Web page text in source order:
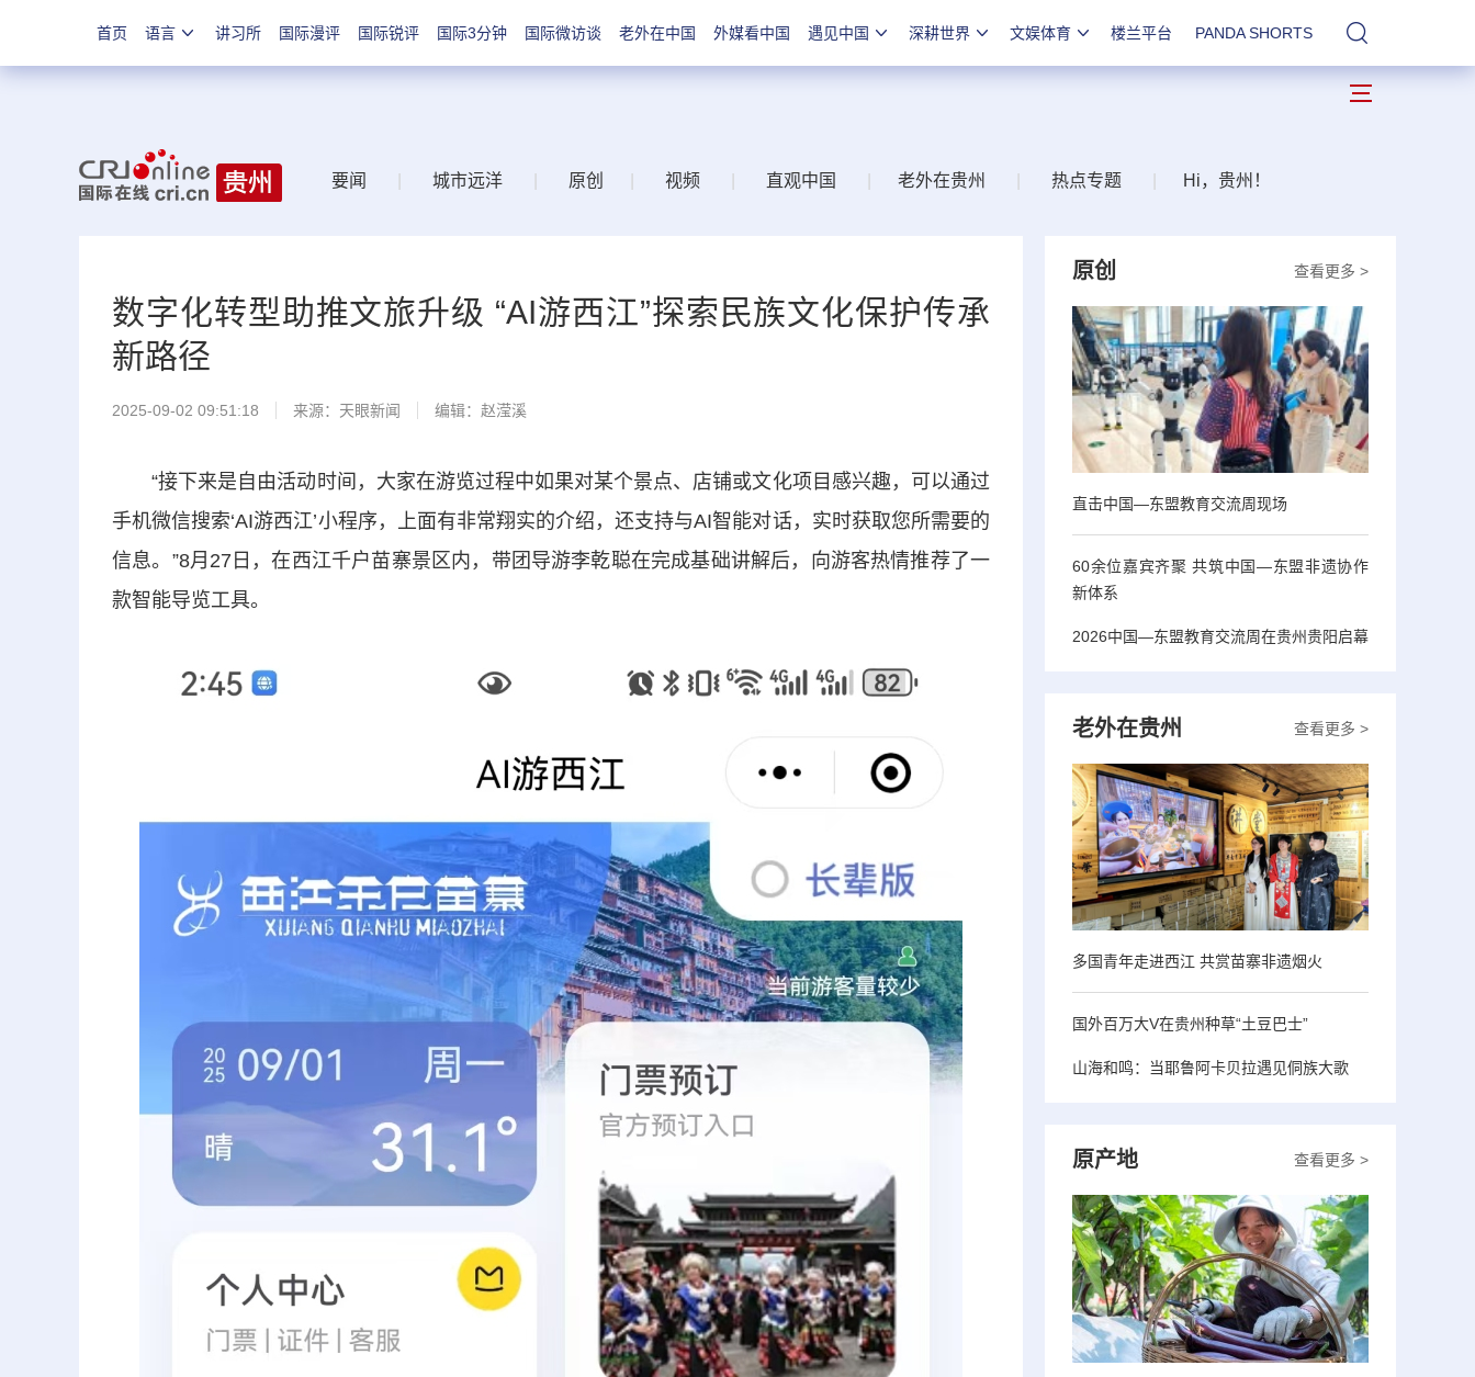
首页 语言 讲习所 国际漫评 国际锐评 国际3分钟 国际微访谈 老外在中国 外媒看中国 遇见中国 深耕世界 文娱体育 楼兰平台 PANDA SHORTS
要闻 城市远洋 原创 视频 直观中国 老外在贵州 热点专题 Hi，贵州！
数字化转型助推文旅升级 “AI游西江”探索民族文化保护传承
新路径
2025-09-02 09:51:18 来源： 天眼新闻 编辑：赵滢溪
“接下来是自由活动时间，大家在游览过程中如果对某个景点、店铺或文化项目感兴趣，可以通过
手机微信搜索‘AI游西江’小程序，上面有非常翔实的介绍，还支持与AI智能对话，实时获取您所需要的
信息。”8月27日，在西江千户苗寨景区内，带团导游李乾聪在完成基础讲解后，向游客热情推荐了一
款智能导览工具。
查看更多 >
原创
直击中国—东盟教育交流周现场
60余位嘉宾齐聚 共筑中国—东盟非遗协作
新体系
2026中国—东盟教育交流周在贵州贵阳启幕
查看更多 >
老外在贵州
多国青年走进西江 共赏苗寨非遗烟火
国外百万大V在贵州种草“土豆巴士”
山海和鸣：当耶鲁阿卡贝拉遇见侗族大歌
查看更多 >
原产地